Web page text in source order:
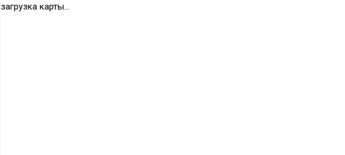
загрузка карты...